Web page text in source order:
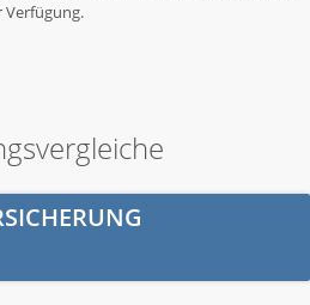
Verfügung.